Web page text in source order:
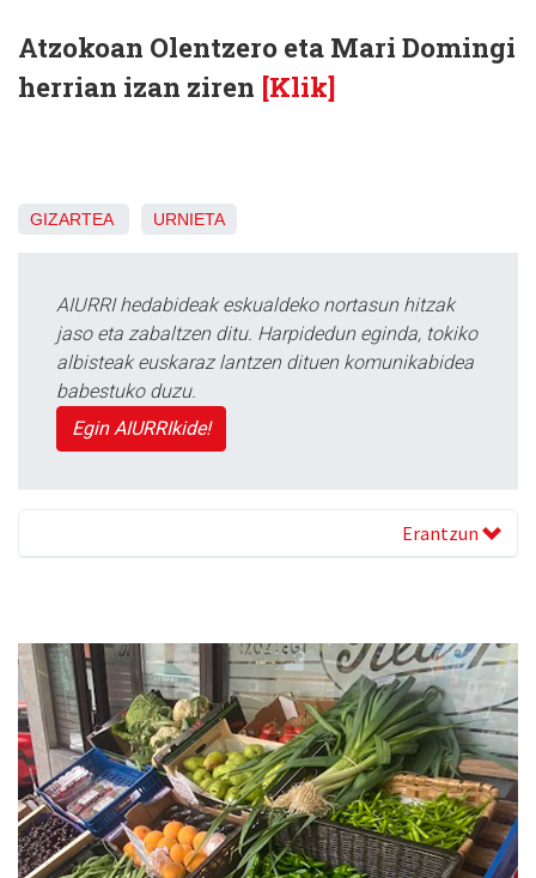
Atzokoan Olentzero eta Mari Domingi
herrian izan ziren [Klik]
GIZARTEA URNIETA
AIURRI hedabideak eskualdeko nortasun hitzak
jaso eta zabaltzen ditu. Harpidedun eginda, tokiko
albisteak euskaraz lantzen dituen komunikabidea
babestuko duzu.
Egin AIURRIkide!
Erantzun